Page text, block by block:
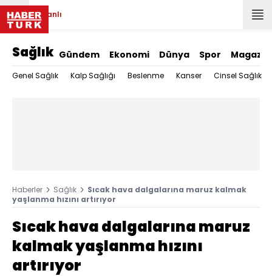
Canlı
Sağlık Gündem Ekonomi Dünya Spor Magazin
Genel Sağlık Kalp Sağlığı Beslenme Kanser Cinsel Sağlık
Haberler Sağlık
Sıcak hava dalgalarına maruz kalmak
yaşlanma hızını artırıyor
Sıcak hava dalgalarına maruz
kalmak yaşlanma hızını
artırıyor